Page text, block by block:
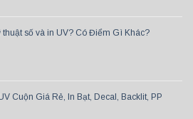
thuật số và in UV? Có Điểm Gì Khác?
Cuộn Giá Rẻ, In Bạt, Decal, Backlit, PP